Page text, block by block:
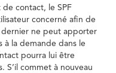
de contact, le SPF
concerné afin de
dernier ne peut apporter
à la demande dans le
pourra lui être
commet à nouveau